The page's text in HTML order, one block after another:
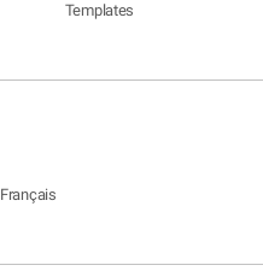
Templates
Français